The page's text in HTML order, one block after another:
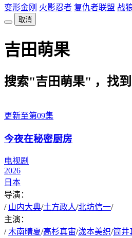
变形金刚 火影忍者 复仇者联盟 战
取消
吉田萌果
搜索"吉田萌果" ，找到
更新至第09集
今夜在秘密厨房
电视剧
2026
日本
导演：
/ 山内大典/土方政人/北坊信一/
主演：
/ 木南晴夏/高杉真宙/泷本美织/筒井